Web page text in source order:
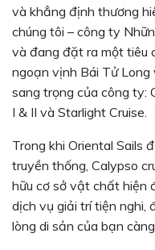
và khẳng định thương
chúng tôi – công ty
và đang đặt ra một tiêu
ngoạn vịnh Bái Tử
sang trọng của công ty:
I & II và Starlight Cruise.
Trong khi Oriental Sails
truyền thống, Calypso
hữu cơ sở vật chất hiện
dịch vụ giải trí tiện nghi,
lòng di sản của bạn